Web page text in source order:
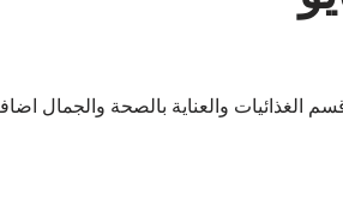
الغذائيات والعناية بالصحة والجمال